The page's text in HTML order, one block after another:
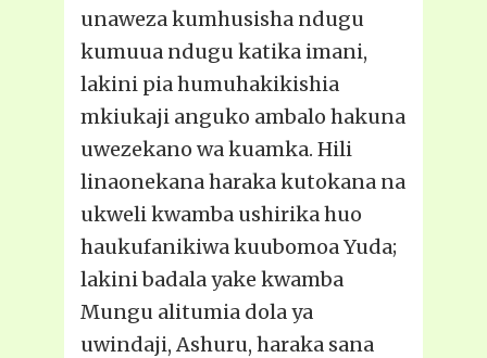
unaweza kumhusisha ndugu
kumuua ndugu katika imani,
lakini pia humuhakikishia
mkiukaji anguko ambalo hakuna
uwezekano wa kuamka. Hili
linaonekana haraka kutokana na
ukweli kwamba ushirika huo
haukufanikiwa kuubomoa Yuda;
lakini badala yake kwamba
Mungu alitumia dola ya
uwindaji, Ashuru, haraka sana